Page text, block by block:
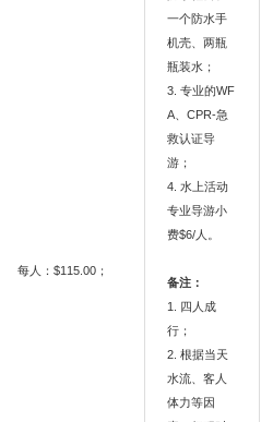
每人：$115.00；
一个防水手
机壳、两瓶
瓶装水；
3. 专业的WF
A、CPR-急
救认证导
游；
4. 水上活动
专业导游小
费$6/人。
备注：
1. 四人成
行；
2. 根据当天
水流、客人
体力等因